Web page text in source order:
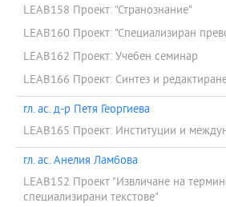
LEAB158 Проект: "Странознание"
LEAB160 Проект: "Специализиран
LEAB162 Проект: Учебен семинар
LEAB166 Проект: Синтез и
гл. ас. д-р Петя Георгиева
LEAB165 Проект: Институции и
гл. ас. Анелия Ламбова
LEAB152 Проект "Извличане на
специализирани текстове"